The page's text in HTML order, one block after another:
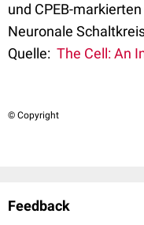
und CPEB-
Neuronale
Quelle: The Cell: An
© Copyright
Feedback